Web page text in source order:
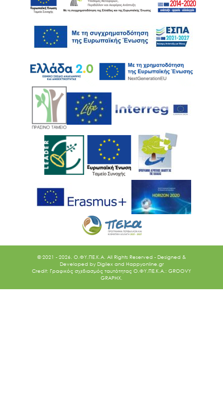
© 2021 - 2026. O.ΦΥ.ΠΕ.Κ.Α. All Rights Reserved - Designed &
Developed by Digilex and Happyonline.gr
Credit: Γραφικός σχεδιασμός ταυτότητας Ο.ΦΥ.ΠΕ.Κ.Α.: GROOVY
GRAPHX.